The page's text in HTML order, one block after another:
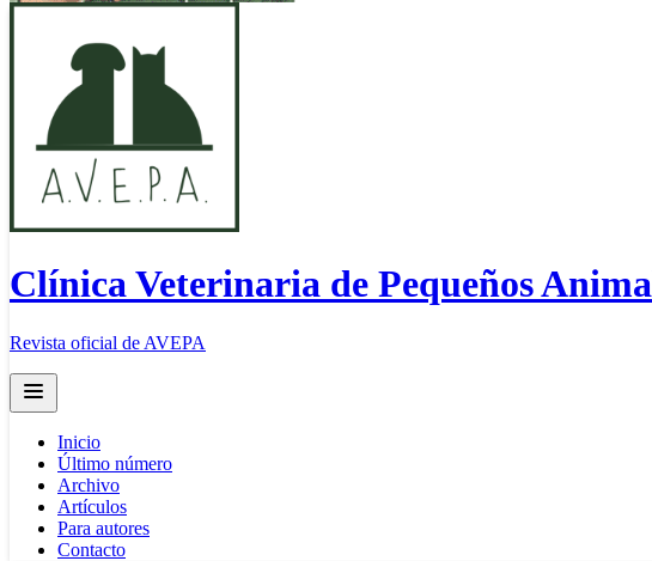
Clínica Veterinaria de Pequeños
Revista oficial de AVEPA
Open main menu
Inicio
Último número
Archivo
Artículos
Para autores
Contacto